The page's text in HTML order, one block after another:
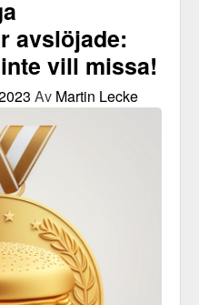
avslöjade:
vill missa!
Av Martin Lecke